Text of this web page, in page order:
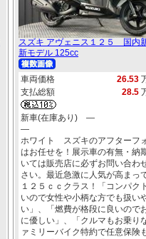
スズキ アヴェニス１２５ 国
新モデル 125cc
車両価格 26.53
支払総額
28.5
新車(在庫あり) ―
―
ホワイト スズキのアフターフ
はお任せを！展示車の有無・納
いては販売店に必ずお問い合わ
さい。最近急激に人気が高まっ
１２５ｃｃクラス！「コンパク
いので女性や小柄な方でも扱い
い」、「燃費が格段に良いので
に優しい」、「クルマもお乗り
ァミリーバイク特約で任意保険